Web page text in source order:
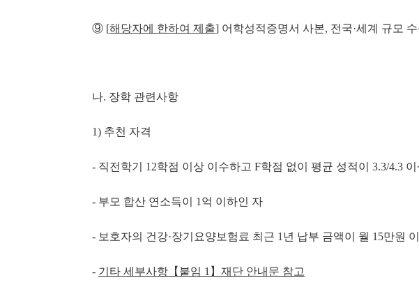
⑨ [해당자에 한하여 제출] 어학성적증명서 사본, 전국·세계 규모
나. 장학 관련사항
1) 추천 자격
- 직전학기 12학점 이상 이수하고 F학점 없이 평균 성적이 3.3/4.3 이
- 부모 합산 연소득이 1억 이하인 자
- 보호자의 건강·장기요양보험료 최근 1년 납부 금액이 월 15만원
- 기타 세부사항 【 붙임 1 】 재단 안내문 참고